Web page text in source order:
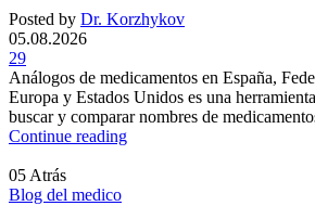
Posted by Dr. Korzhykov
05.08.2026
29
Análogos de medicamentos en España,
Europa y Estados Unidos es una
buscar y comparar nombres de
Continue reading
05 Atrás
Blog del medico